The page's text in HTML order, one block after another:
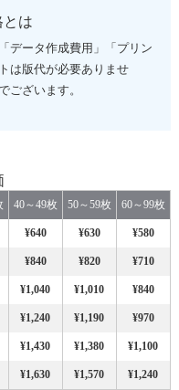
とは
データ作成費用」「プリン
は版代が必要ありませ
ございます。
40～49枚 50～59枚 60～99枚
¥640 ¥630 ¥580
¥840 ¥820 ¥710
¥1,040 ¥1,010 ¥840
¥1,240 ¥1,190 ¥970
¥1,430 ¥1,380 ¥1,100
¥1,630 ¥1,570 ¥1,240